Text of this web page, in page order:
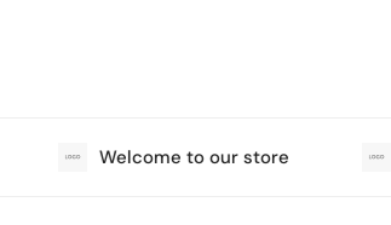
Welcome to our store